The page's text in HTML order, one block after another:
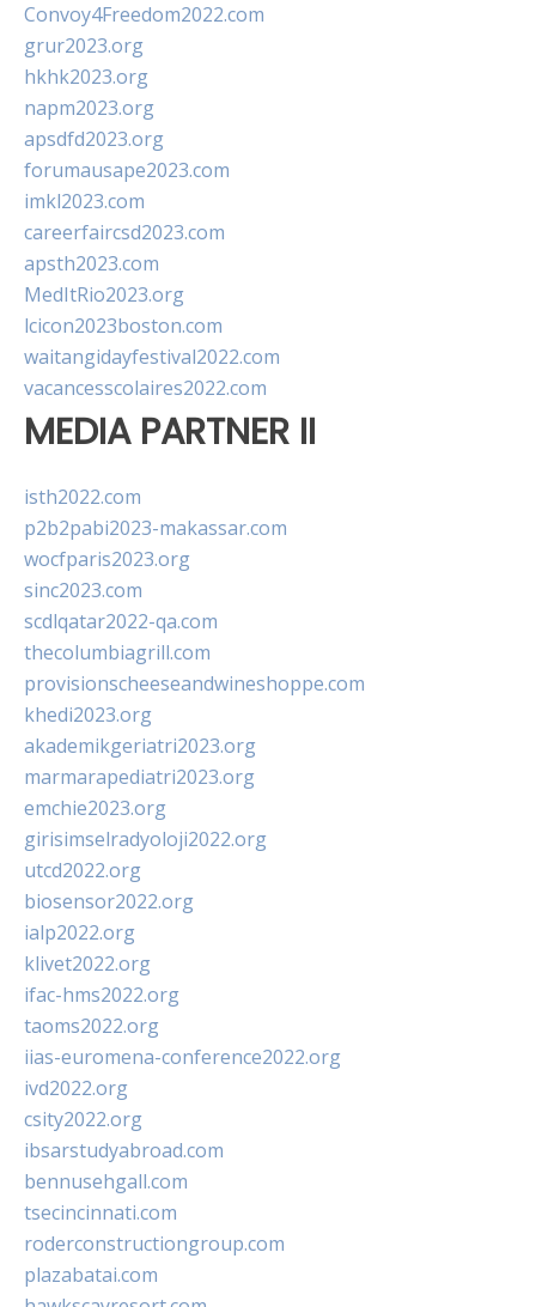
Convoy4Freedom2022.com
grur2023.org
hkhk2023.org
napm2023.org
apsdfd2023.org
forumausape2023.com
imkl2023.com
careerfaircsd2023.com
apsth2023.com
MedItRio2023.org
lcicon2023boston.com
waitangidayfestival2022.com
vacancesscolaires2022.com
MEDIA PARTNER II
isth2022.com
p2b2pabi2023-makassar.com
wocfparis2023.org
sinc2023.com
scdlqatar2022-qa.com
thecolumbiagrill.com
provisionscheeseandwineshoppe.com
khedi2023.org
akademikgeriatri2023.org
marmarapediatri2023.org
emchie2023.org
girisimselradyoloji2022.org
utcd2022.org
biosensor2022.org
ialp2022.org
klivet2022.org
ifac-hms2022.org
taoms2022.org
iias-euromena-conference2022.org
ivd2022.org
csity2022.org
ibsarstudyabroad.com
bennusehgall.com
tsecincinnati.com
roderconstructiongroup.com
plazabatai.com